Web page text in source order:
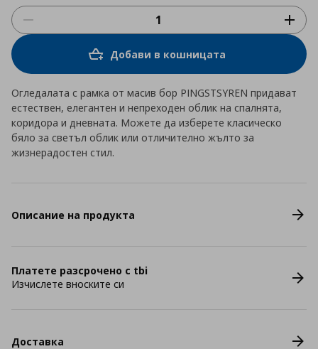
Добави в кошницата
Огледалата с рамка от масив бор PINGSTSYREN придават
естествен, елегантен и непреходен облик на спалнята,
коридора и дневната. Можете да изберете класическо
бяло за светъл облик или отличително жълто за
жизнерадостен стил.
Описание на продукта
Платете разсрочено с tbi
Изчислете вноските си
Доставка